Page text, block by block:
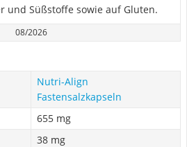
und Süßstoffe sowie auf Gluten.
08/2026
Nutri-Align
Fastensalzkapseln
655 mg
38 mg